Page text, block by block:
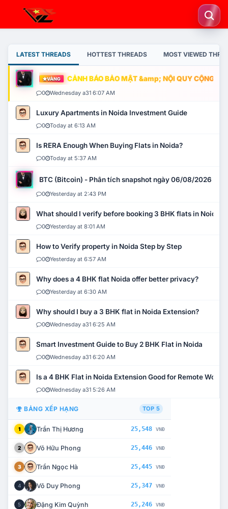
LATEST THREADS HOTTEST THREADS MOST VIEWED
VÀNG CẢNH BÁO BẢO MẬT &amp; NỘI QUY CỘNG
0 Wednesday a31 6:07 AM
Luxury Apartments in Noida Investment Guide
0 Today at 6:13 AM
Is RERA Enough When Buying Flats in Noida?
0 Today at 5:37 AM
BTC (Bitcoin) - Phân tích snapshot ngày 06/08/2026
0 Yesterday at 2:43 PM
What should I verify before booking 3 BHK flats in Noida?
0 Yesterday at 8:01 AM
How to Verify property in Noida Step by Step
0 Yesterday at 6:57 AM
Why does a 4 BHK flat Noida offer better privacy?
0 Yesterday at 6:30 AM
Why should I buy a 3 BHK flat in Noida Extension?
0 Wednesday a31 6:25 AM
Smart Investment Guide to Buy 2 BHK Flat in Noida
0 Wednesday a31 6:20 AM
Is a 4 BHK Flat in Noida Extension Good for Remote Work?
0 Wednesday a31 5:26 AM
BẢNG XẾP HẠNG TOP 5
1 Trần Thị Hương 25,548 VNĐ
2 Võ Hữu Phong 25,446 VNĐ
3 Trần Ngọc Hà 25,445 VNĐ
4 Võ Duy Phong 25,347 VNĐ
5 Đặng Kim Quỳnh 25,246 VNĐ